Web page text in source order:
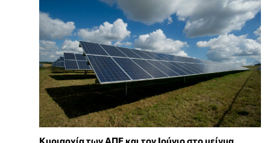
Κυριαρχία των ΑΠΕ και τον Ιούνιο στο μείγμα